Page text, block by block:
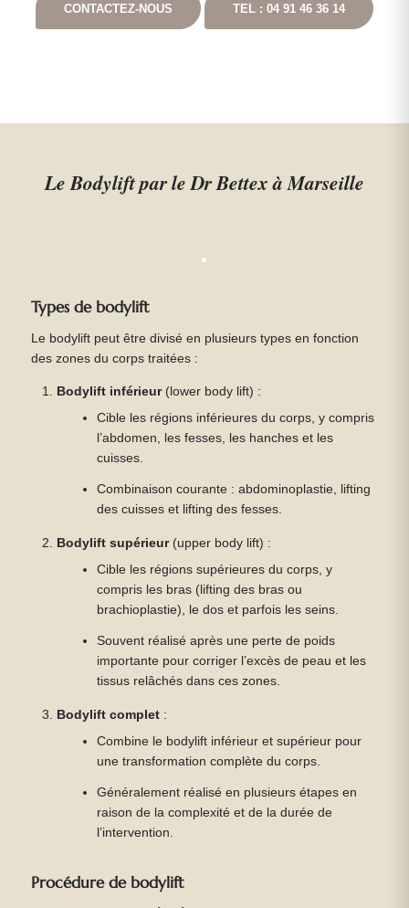
projet de continuer les chirurgies correctrices
avec lui suite à un gros amaigrissement, je ne
CONTACTEZ-NOUS TEL : 04 91 46 36 14
Le Bodylift par le Dr Bettex à Marseille
Types de bodylift
Le bodylift peut être divisé en plusieurs types en fonction
des zones du corps traitées :
Bodylift inférieur(lower body lift) :
Cible les régions inférieures du corps, y compris
l’abdomen, les fesses, les hanches et les
cuisses.
Combinaison courante : abdominoplastie, lifting
des cuisses et lifting des fesses.
Bodylift supérieur(upper body lift) :
Cible les régions supérieures du corps, y
compris les bras (lifting des bras ou
brachioplastie), le dos et parfois les seins.
Souvent réalisé après une perte de poids
importante pour corriger l’excès de peau et les
tissus relâchés dans ces zones.
Bodylift complet :
Combine le bodylift inférieur et supérieur pour
une transformation complète du corps.
Généralement réalisé en plusieurs étapes en
raison de la complexité et de la durée de
l’intervention.
Procédure de bodylift